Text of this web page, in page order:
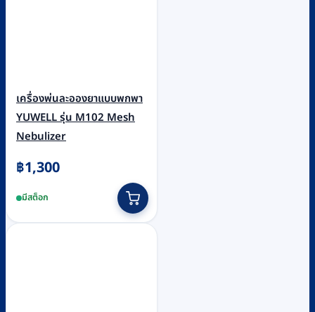
เครื่องพ่นละอองยาแบบพกพา
YUWELL รุ่น M102 Mesh
Nebulizer
฿1,300
มีสต็อก